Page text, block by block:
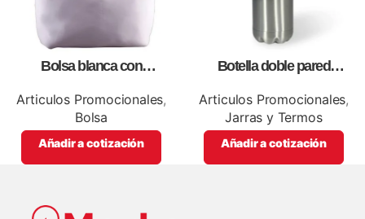
Bolsa blanca con
promocionales
Articulos Promocionales,
Bolsa
Añadir a cotización
Botella doble pared
Articulos Promocionales,
Jarras y Termos
Añadir a cotización